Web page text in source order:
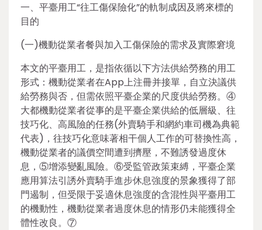
一、平臺用工“往工傷保險化”的軌制成因及將來標的
目的
(一)機動從業者餐與加入工傷保險的需求及實際窘境
本文的平臺用工，是指依循以下方法供給勞務的用工
形式：機動從業者在App上注冊并接單，自立決議供
給勞務與否，但需依照平臺企業的尺度供給勞務。④
大都機動從業者從事的是平臺企業供給的低層級、往
技巧化、高風險的任務(外賣騎手和網約車司機為典範
代表)，往技巧化意味著相干個人工作的可替換性高，
機動從業者的議價空間遭到擠壓，不難誘發過度休
息，⑤增添變亂風險。⑥受監管政策束縛，平臺企業
應用算法引誘外賣騎手進步休息強度的景象獲得了部
門遏制，但受限于妥適休息強度的含混性與平臺用工
的機動性，機動從業者過度休息的情形仍未能獲得全
體性改良。⑦